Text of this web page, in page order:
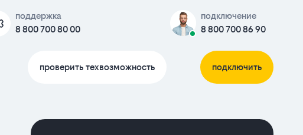
поддержка
8 800 700 80 00
подключение
8 800 700 86 90
проверить техвозможность подключить